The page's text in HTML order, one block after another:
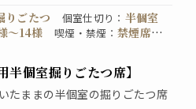
りごたつ 個室仕切り ： 半個室
〜14様 喫煙・禁煙 ： 禁煙席
用半個室掘りごたつ席】
たままの半個室の掘りごたつ席